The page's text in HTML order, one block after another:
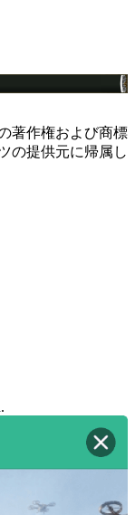
著作権および商標
の提供元に帰属し